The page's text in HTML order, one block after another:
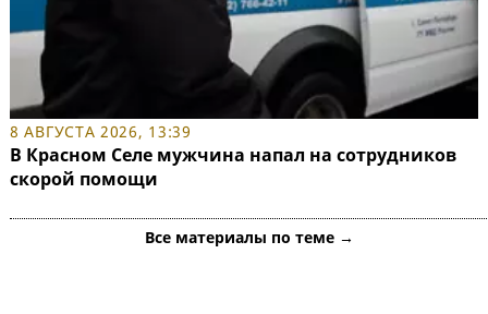
8 АВГУСТА 2026, 13:39
В Красном Селе мужчина напал на сотрудников
скорой помощи
Все материалы по теме →